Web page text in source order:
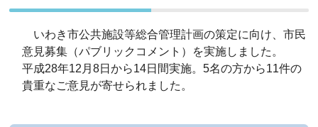
いわき市公共施設等総合管理計画の策定に向け、市民
意見募集（パブリックコメント）を実施しました。
平成28年12月8日から14日間実施。5名の方から11件の
貴重なご意見が寄せられました。